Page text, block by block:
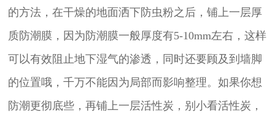
的方法，在干燥的地面洒下防虫粉之后，铺上一层厚
质防潮膜，因为防潮膜一般厚度有5-10mm左右，这样
可以有效阻止地下湿气的渗透，同时还要顾及到墙脚
的位置哦，千万不能因为局部而影响整理。如果你想
防潮更彻底些，再铺上一层活性炭，别小看活性炭，